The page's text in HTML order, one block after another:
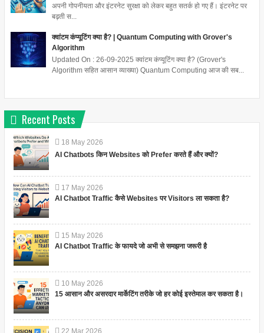
अपनी गोपनीयता और इंटरनेट सुरक्षा को लेकर बहुत सतर्क हो गए हैं। इंटरनेट पर
बढ़ती स...
क्वांटम कंप्यूटिंग क्या है? | Quantum Computing with Grover's
Algorithm
Updated On : 26-09-2025 क्वांटम कंप्यूटिंग क्या है? (Grover's
Algorithm सहित आसान व्याख्या) Quantum Computing आज की सब...
Recent Posts
18 May 2026
AI Chatbots किन Websites को Prefer करते हैं और क्यों?
17 May 2026
AI Chatbot Traffic कैसे Websites पर Visitors ला सकता है?
15 May 2026
AI Chatbot Traffic के फायदे जो अभी से समझना जरूरी है
10 May 2026
15 आसान और असरदार मार्केटिंग तरीके जो हर कोई इस्तेमाल कर सकता है।